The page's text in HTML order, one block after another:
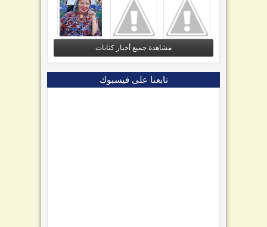
مشاهدة جميع أخبار كتابات
تابعنا على فيسبوك